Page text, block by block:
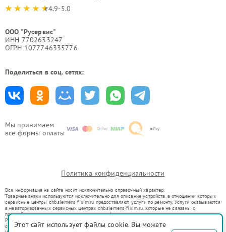
Мы принимаем
все формы оплаты
4.9-5.0
ООО "Русервис"
ИНН 7702633247
ОГРН 1077746335776
Поделиться в соц. сетях:
Политика конфиденциальности
Вся информация на сайте носит исключительно справочный характер.
Товарные знаки используются исключительно для описания устройств, в отношении которых
сервисные центры chb.siemens-fixim.ru предоставляют услуги по ремонту. Услуги оказываются
в неавторизованных сервисных центрах chb.siemens-fixim.ru, которые не связаны с
правообладателями товарных знаков или их официальными представителями.
Ремонт осуществляется для устройств, уже введенных в гражданский оборот в соответствии
со статьей 1487 ГК РФ.
Этот сайт использует файлы cookie. Вы можете